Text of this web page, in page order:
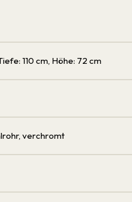
110 cm, Höhe: 72 cm
verchromt